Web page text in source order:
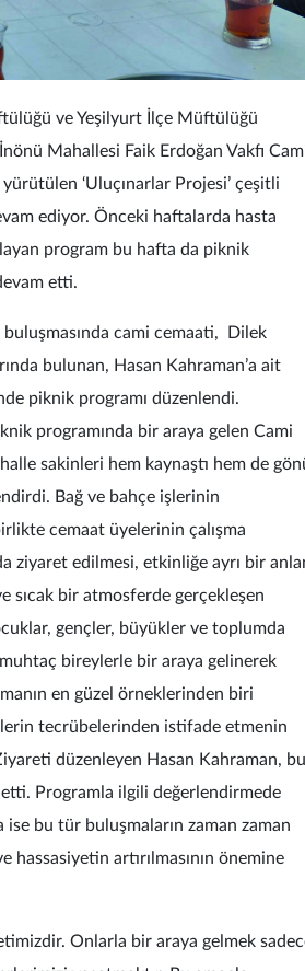
ve Yeşilyurt İlçe Müftülüğü
Mahallesi Faik Erdoğan Vakfı
‘Uluçınarlar Projesi’ çeşitli
ediyor. Önceki haftalarda hasta
program bu hafta da piknik
etti.
cami cemaati, Dilek
bulunan, Hasan Kahraman’a ait
piknik programı düzenlendi.
programında bir araya gelen Cami
sakinleri hem kaynaştı hem de
Bağ ve bahçe işlerinin
cemaat üyelerinin çalışma
ziyaret edilmesi, etkinliğe ayrı bir
sıcak bir atmosferde gerçekleşen
gençler, büyükler ve toplumda
bireylerle bir araya gelinerek
en güzel örneklerinden biri
tecrübelerinden istifade etmenin
düzenleyen Hasan Kahraman, bu
Programla ilgili değerlendirmede
bu tür buluşmaların zaman zaman
artırılmasının önemine
Onlarla bir araya gelmek